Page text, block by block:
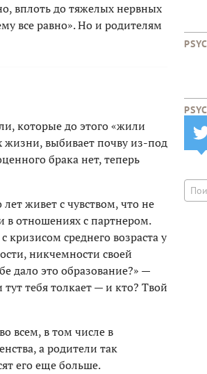
вплоть до тяжелых нервных
все равно». Но и родителям
которые до этого «жили
жизни, выбивает почву из-под
брака нет, теперь
живет с чувством, что не
в отношениях с партнером.
кризисом среднего возраста у
никчемности своей
дало это образование?» —
тебя толкает — и кто? Твой
всем, в том числе в
а родители так
его еще больше.